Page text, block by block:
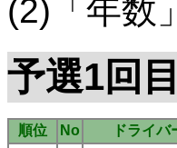
(2)「年数
予選1回目
順位 No ドライバ